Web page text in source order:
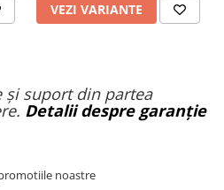
VEZI VARIANTE
și suport din partea
Detalii despre garanție
noastre